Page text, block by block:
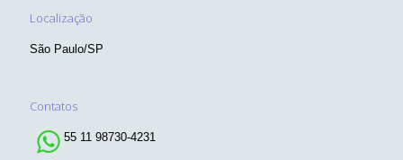
Localização
São Paulo/SP
Contatos
55 11 98730-4231